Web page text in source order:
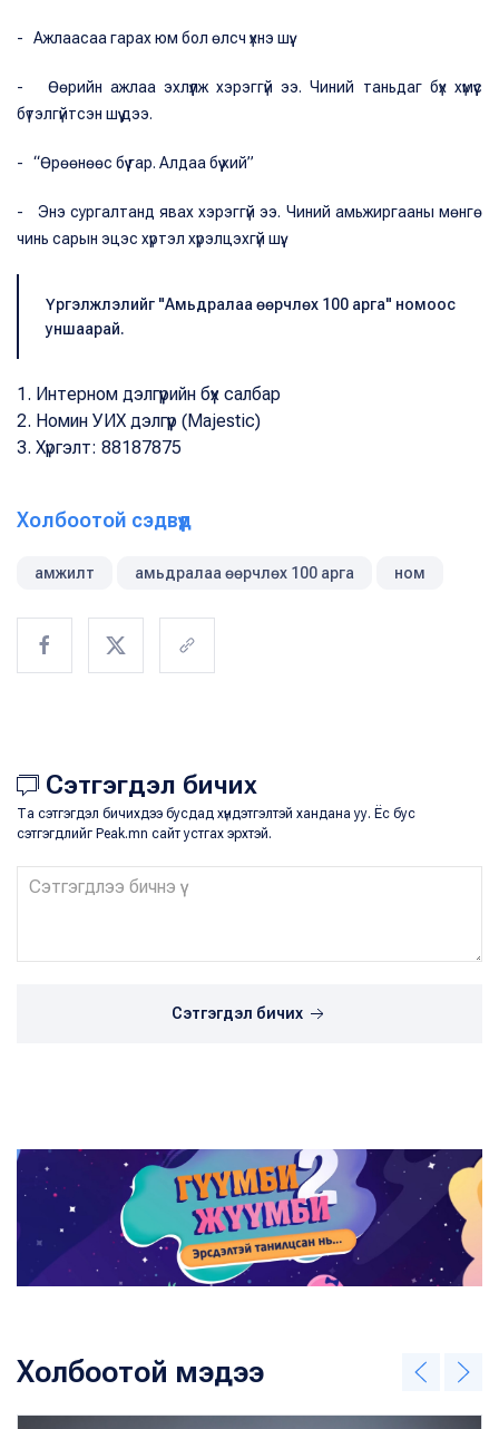
- Ажлаасаа гарах юм бол өлсч үхнэ шүү.
- Өөрийн ажлаа эхлүүлж хэрэггүй ээ. Чиний таньдаг бүх хүмүүс
бүтэлгүйтсэн шүү дээ.
- “Өрөөнөөс бүү гар. Алдаа бүү хий”
- Энэ сургалтанд явах хэрэггүй ээ. Чиний амьжиргааны мөнгө
чинь сарын эцэс хүртэл хүрэлцэхгүй шүү.
Үргэлжлэлийг "Амьдралаа өөрчлөх 100 арга" номоос
уншаарай.
1. Интерном дэлгүүрийн бүх салбар
2. Номин УИХ дэлгүүр (Маjestic)
3. Хүргэлт: 88187875
Холбоотой сэдвүүд
амжилт амьдралаа өөрчлөх 100 арга ном
Сэтгэгдэл бичих
Та сэтгэгдэл бичихдээ бусдад хүндэтгэлтэй хандана уу. Ёс бус
сэтгэгдлийг Peak.mn сайт устгах эрхтэй.
Сэтгэгдэл бичих
Холбоотой мэдээ